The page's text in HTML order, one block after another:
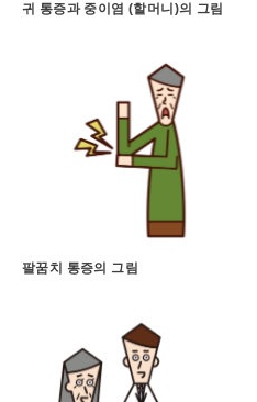
귀 통증과 중이염 (할머니)의 그림
팔꿈치 통증의 그림